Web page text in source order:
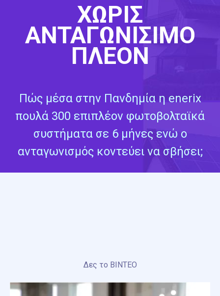
ΧΩΡΙΣ
ΑΝΤΑΓΩΝΙΣΙΜΟ
ΠΛΕΟΝ
Πώς μέσα στην Πανδημία η enerix
πουλά 300 επιπλέον φωτοβολταϊκά
συστήματα σε 6 μήνες ενώ ο
ανταγωνισμός κοντεύει να σβήσει;
Δες το ΒΙΝΤΕΟ